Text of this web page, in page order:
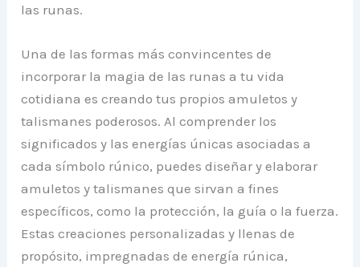
las runas.
Una de las formas más convincentes de
incorporar la magia de las runas a tu vida
cotidiana es creando tus propios amuletos y
talismanes poderosos. Al comprender los
significados y las energías únicas asociadas a
cada símbolo rúnico, puedes diseñar y elaborar
amuletos y talismanes que sirvan a fines
específicos, como la protección, la guía o la fuerza.
Estas creaciones personalizadas y llenas de
propósito, impregnadas de energía rúnica,